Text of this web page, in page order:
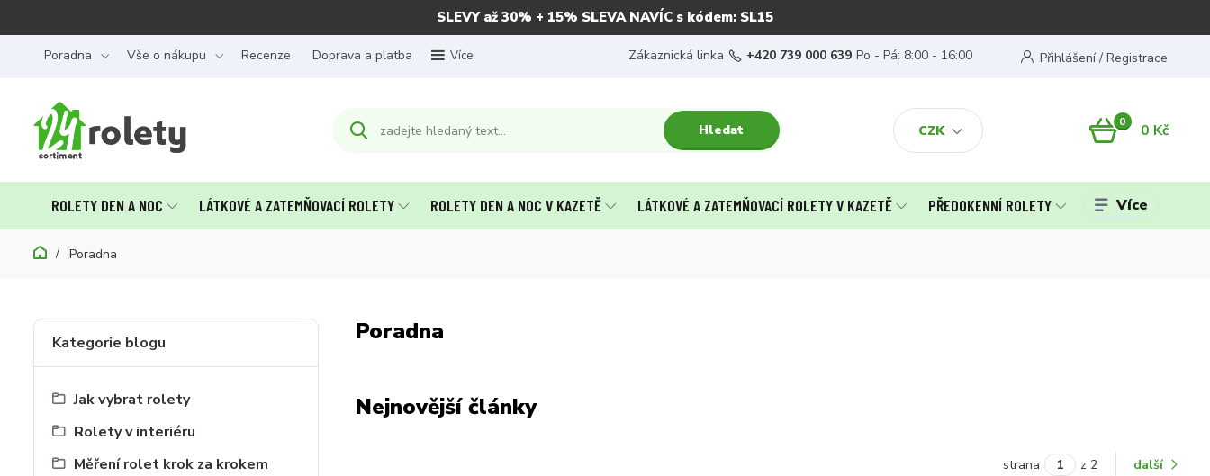
SLEVY až 30% + 15% SLEVA NAVÍC s kódem: SL15
Poradna Vše o nákupu Recenze Doprava a platba Více
CZK
Přihlášení / Registrace
Hledat
Zákaznická linka +420 739 000 639 Po - Pá: 8:00 - 16:00
0 0 Kč
ROLETY DEN A NOC LÁTKOVÉ A ZATEMŇOVACÍ ROLETY ROLETY DEN A NOC V KAZETĚ LÁTKOVÉ A ZATEMŇOVACÍ ROLETY V KAZETĚ PŘEDOKENNÍ ROLETY Více
Poradna
Kategorie blogu
Jak vybrat rolety
Rolety v interiéru
Měření rolet krok za krokem
Poradna
Nejnovější články
strana z 2 další